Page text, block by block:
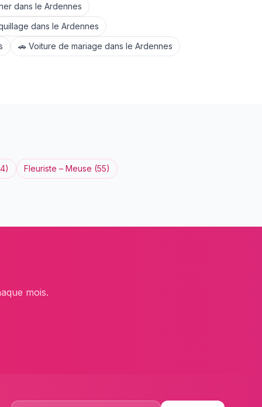
dans le Ardennes
dans le Ardennes
🚗 Voiture de mariage dans le Ardennes
) Fleuriste – Meuse (55)
mois.